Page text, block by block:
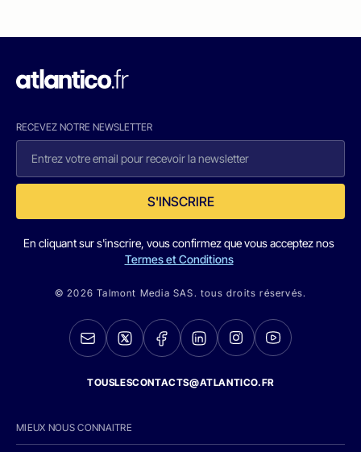
RECEVEZ NOTRE NEWSLETTER
S'INSCRIRE
En cliquant sur s'inscrire, vous confirmez que vous acceptez nos
Termes et Conditions
© 2026 Talmont Media SAS. tous droits réservés.
TOUSLESCONTACTS@ATLANTICO.FR
MIEUX NOUS CONNAITRE